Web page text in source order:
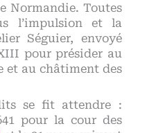
Normandie. Toutes
l’impulsion et la
Séguier, envoyé
pour présider au
et au châtiment des
se fit attendre :
pour la cour des